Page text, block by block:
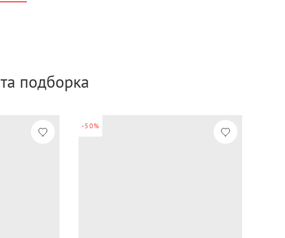
подборка
-50%